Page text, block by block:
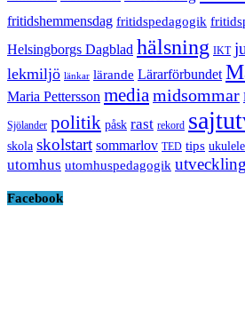
fritidshemmensdag fritidspedagogik
Helsingborgs Dagblad hälsning IKT
lekmiljö länkar lärande Lärarförbundet
Maria Pettersson media midsommar
Sjölander politik påsk rast rekord
skola skolstart sommarlov TED tips ukulele
utomhus utomhuspedagogik utveckling
Facebook